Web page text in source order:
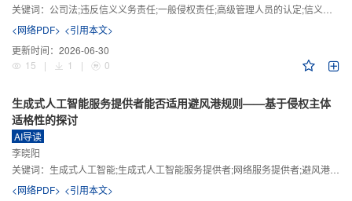
关键词： 公司法;违反信义义务责任;一般侵权责任;高级管理人员的认定;信义义务
<网络PDF> <引用本文>
更新时间： 2026-06-30
15
| 1 | 0
生成式人工智能服务提供者能否适用避风港规则——基于侵权主体
适格性的探讨
AI导读
李晓阳
关键词： 生成式人工智能;生成式人工智能服务提供者;网络服务提供者;避风港规则;版权责任
<网络PDF> <引用本文>